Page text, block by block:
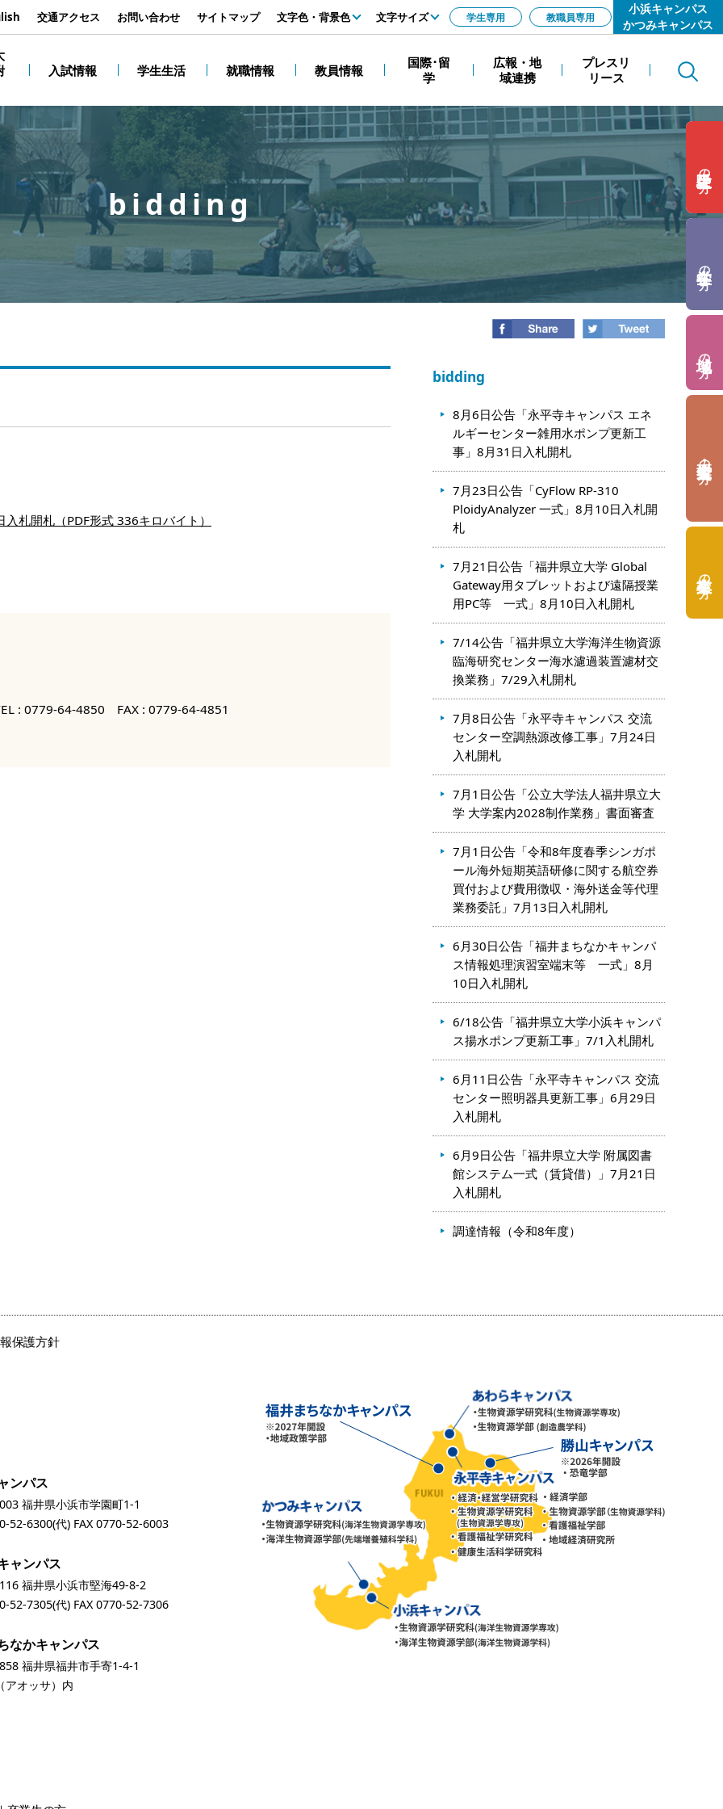
Search
入試情報 学生生活 就職情報 教員情報
国際･留
学
広報・地
域連携
プレスリ
リース
小浜キャンパス
かつみキャンパス
の方
の方
の方
の方
の方
交通アクセス お問い合わせ サイトマップ 文字色・背景色
黒
文字サイズ
拡大
学生専用 教職員専用
bidding
札開札（PDF形式 336キロバイト）
: 0779-64-4850 FAX : 0779-64-4851
bidding
8月6日公告「永平寺キャンパス エネ
ルギーセンター雑用水ポンプ更新工
事」8月31日入札開札
7月23日公告「CyFlow RP-310
PloidyAnalyzer 一式」8月10日入札開
札
7月21日公告「福井県立大学 Global
Gateway用タブレットおよび遠隔授業
用PC等 一式」8月10日入札開札
7/14公告「福井県立大学海洋生物資源
臨海研究センター海水濾過装置濾材交
換業務」7/29入札開札
7月8日公告「永平寺キャンパス 交流
センター空調熱源改修工事」7月24日
入札開札
7月1日公告「公立大学法人福井県立大
学 大学案内2028制作業務」書面審査
7月1日公告「令和8年度春季シンガポ
ール海外短期英語研修に関する航空券
買付および費用徴収・海外送金等代理
業務委託」7月13日入札開札
6月30日公告「福井まちなかキャンパ
ス情報処理演習室端末等 一式」8月
10日入札開札
6/18公告「福井県立大学小浜キャンパ
ス揚水ポンプ更新工事」7/1入札開札
6月11日公告「永平寺キャンパス 交流
センター照明器具更新工事」6月29日
入札開札
6月9日公告「福井県立大学 附属図書
館システム一式（賃貸借）」7月21日
入札開札
調達情報（令和8年度）
保護方針
ンパス
福井県小浜市学園町1-1
52-6300(代) FAX 0770-52-6003
ャンパス
福井県小浜市堅海49-8-2
52-7305(代) FAX 0770-52-7306
なかキャンパス
福井県福井市手寄1-4-1
アオッサ）内